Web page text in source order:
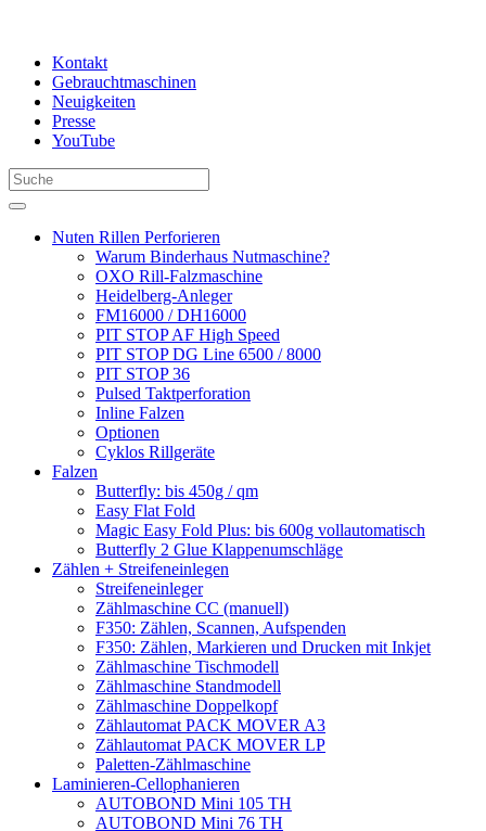
Kontakt
Gebrauchtmaschinen
Neuigkeiten
Presse
YouTube
Nuten Rillen Perforieren
Warum Binderhaus Nutmaschine?
OXO Rill-Falzmaschine
Heidelberg-Anleger
FM16000 / DH16000
PIT STOP AF High Speed
PIT STOP DG Line 6500 / 8000
PIT STOP 36
Pulsed Taktperforation
Inline Falzen
Optionen
Cyklos Rillgeräte
Falzen
Butterfly: bis 450g / qm
Easy Flat Fold
Magic Easy Fold Plus: bis 600g vollautomatisch
Butterfly 2 Glue Klappenumschläge
Zählen + Streifeneinlegen
Streifeneinleger
Zählmaschine CC (manuell)
F350: Zählen, Scannen, Aufspenden
F350: Zählen, Markieren und Drucken mit Inkjet
Zählmaschine Tischmodell
Zählmaschine Standmodell
Zählmaschine Doppelkopf
Zählautomat PACK MOVER A3
Zählautomat PACK MOVER LP
Paletten-Zählmaschine
Laminieren-Cellophanieren
AUTOBOND Mini 105 TH
AUTOBOND Mini 76 TH